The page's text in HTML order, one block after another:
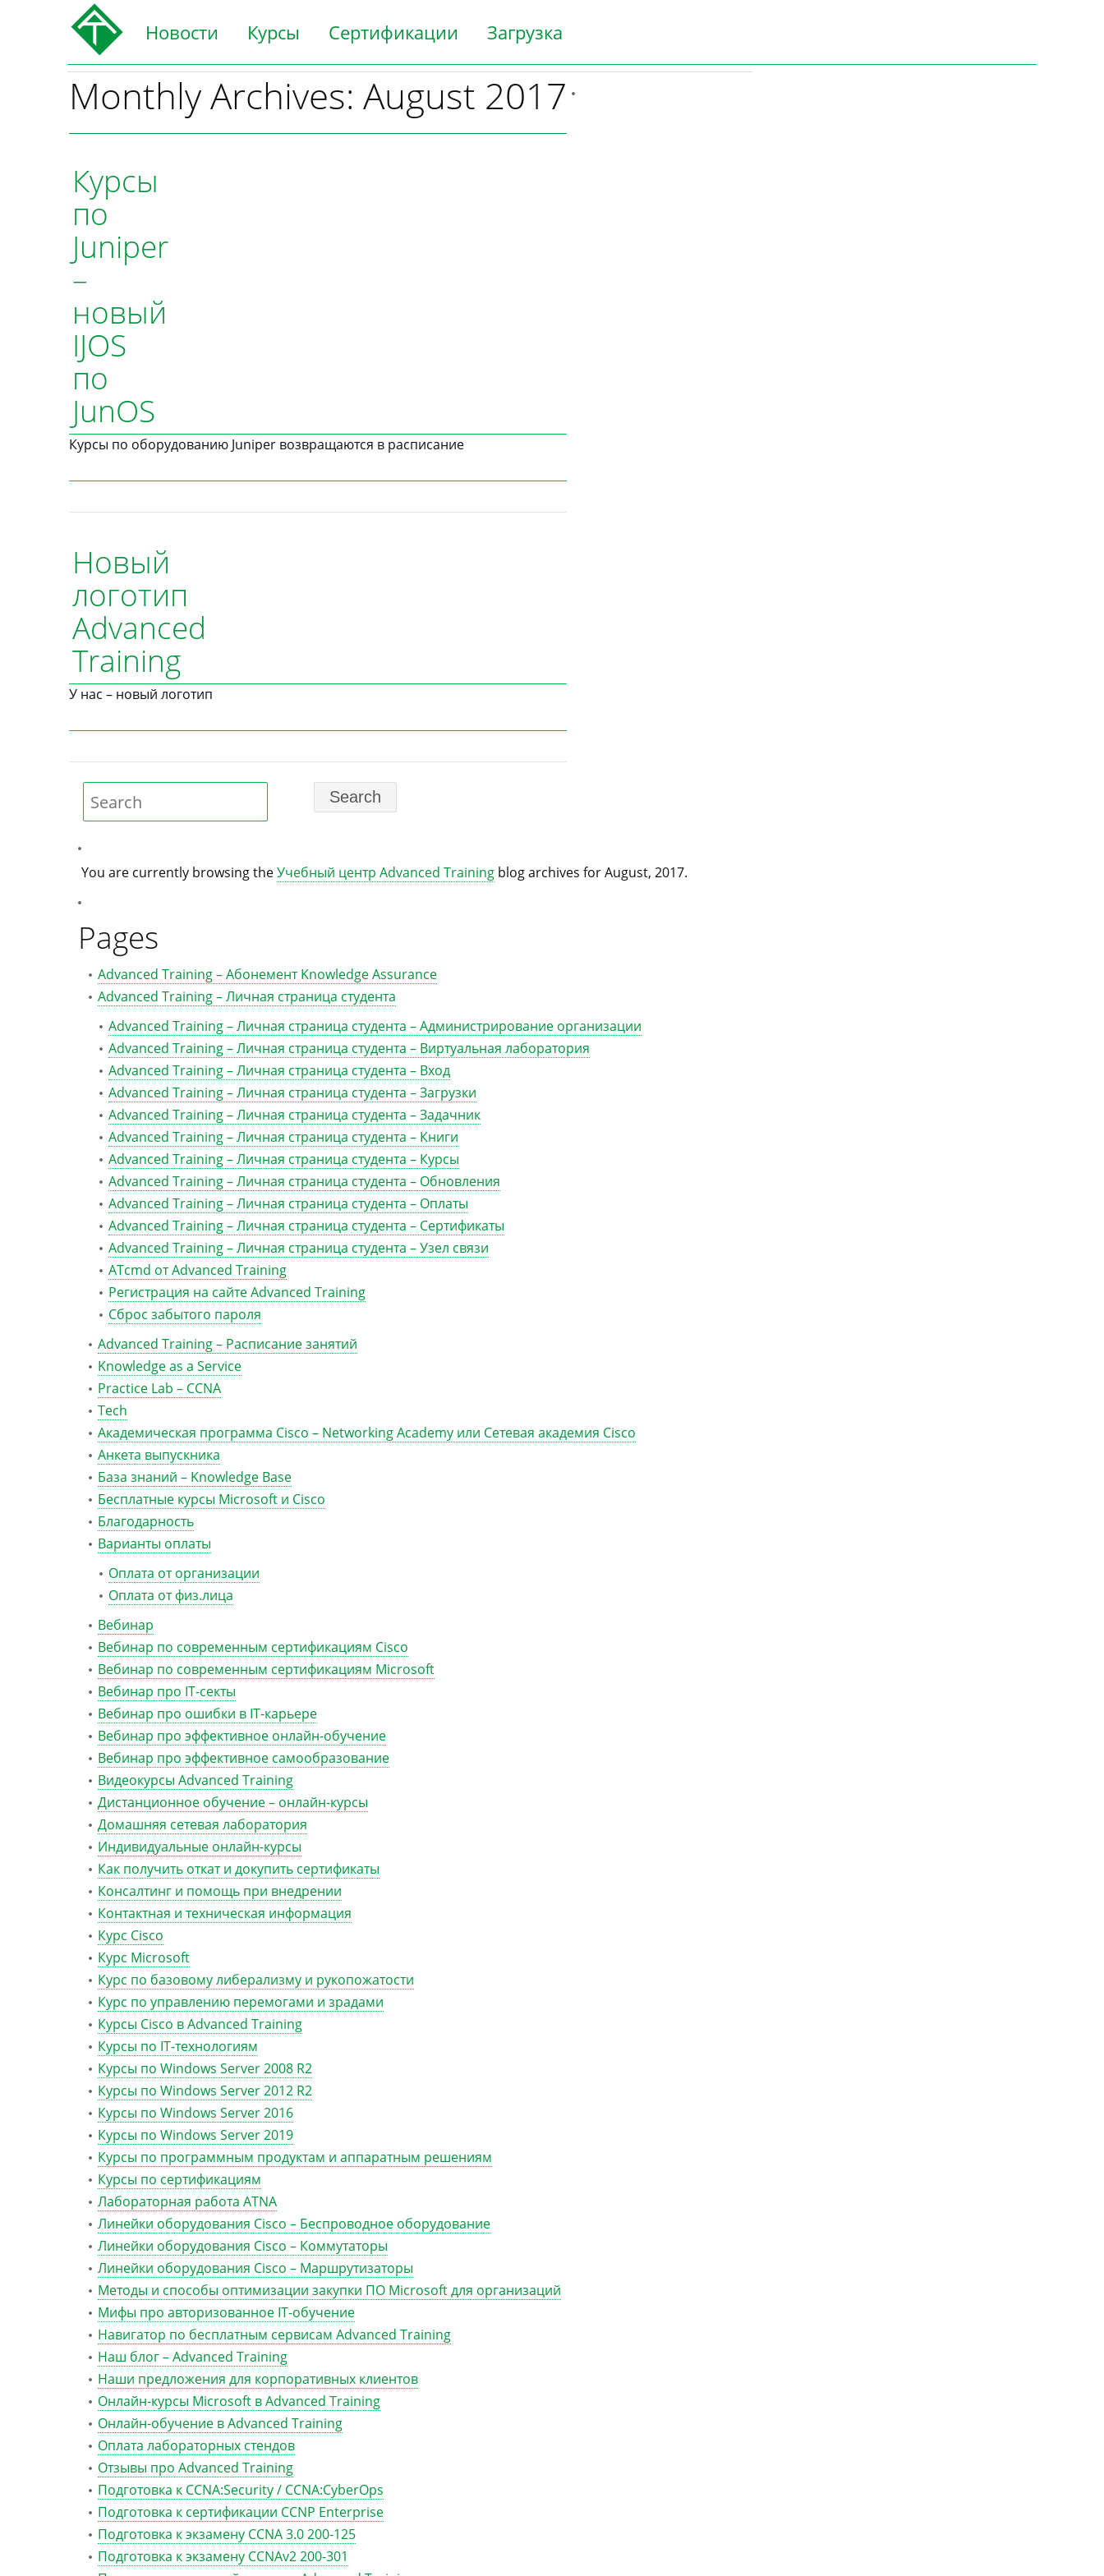
Новости Курсы Сертификации Загрузка
Monthly Archives: August 2017
Курсы
по
Juniper
–
новый
IJOS
по
JunOS
Курсы по оборудованию Juniper возвращаются в расписание
Новый
логотип
Advanced
Training
У нас – новый логотип
You are currently browsing theУчебный центр Advanced Training blog archives for August, 2017.
Pages
Advanced Training – Абонемент Knowledge Assurance
Advanced Training – Личная страница студента
Advanced Training – Личная страница студента – Администрирование организации
Advanced Training – Личная страница студента – Виртуальная лаборатория
Advanced Training – Личная страница студента – Вход
Advanced Training – Личная страница студента – Загрузки
Advanced Training – Личная страница студента – Задачник
Advanced Training – Личная страница студента – Книги
Advanced Training – Личная страница студента – Курсы
Advanced Training – Личная страница студента – Обновления
Advanced Training – Личная страница студента – Оплаты
Advanced Training – Личная страница студента – Сертификаты
Advanced Training – Личная страница студента – Узел связи
ATcmd от Advanced Training
Регистрация на сайте Advanced Training
Сброс забытого пароля
Advanced Training – Расписание занятий
Knowledge as a Service
Practice Lab – CCNA
Tech
Академическая программа Cisco – Networking Academy или Сетевая академия Cisco
Анкета выпускника
База знаний – Knowledge Base
Бесплатные курсы Microsoft и Cisco
Благодарность
Варианты оплаты
Оплата от организации
Оплата от физ.лица
Вебинар
Вебинар по современным сертификациям Cisco
Вебинар по современным сертификациям Microsoft
Вебинар про IT-секты
Вебинар про ошибки в IT-карьере
Вебинар про эффективное онлайн-обучение
Вебинар про эффективное самообразование
Видеокурсы Advanced Training
Дистанционное обучение – онлайн-курсы
Домашняя сетевая лаборатория
Индивидуальные онлайн-курсы
Как получить откат и докупить сертификаты
Консалтинг и помощь при внедрении
Контактная и техническая информация
Курс Cisco
Курс Microsoft
Курс по базовому либерализму и рукопожатости
Курс по управлению перемогами и зрадами
Курсы Cisco в Advanced Training
Курсы по IT-технологиям
Курсы по Windows Server 2008 R2
Курсы по Windows Server 2012 R2
Курсы по Windows Server 2016
Курсы по Windows Server 2019
Курсы по программным продуктам и аппаратным решениям
Курсы по сертификациям
Лабораторная работа ATNA
Линейки оборудования Cisco – Беспроводное оборудование
Линейки оборудования Cisco – Коммутаторы
Линейки оборудования Cisco – Маршрутизаторы
Методы и способы оптимизации закупки ПО Microsoft для организаций
Мифы про авторизованное IT-обучение
Навигатор по бесплатным сервисам Advanced Training
Наш блог – Advanced Training
Наши предложения для корпоративных клиентов
Онлайн-курсы Microsoft в Advanced Training
Онлайн-обучение в Advanced Training
Оплата лабораторных стендов
Отзывы про Advanced Training
Подготовка к CCNA:Security / CCNA:CyberOps
Подготовка к сертификации CCNP Enterprise
Подготовка к экзамену CCNA 3.0 200-125
Подготовка к экзамену CCNAv2 200-301